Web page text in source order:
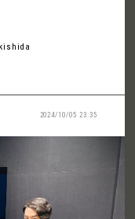
2024/10/05 23:35